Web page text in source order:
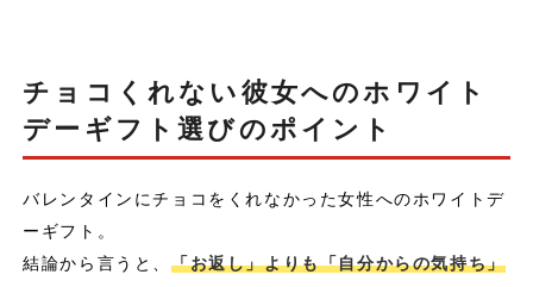
チョコくれない彼女へのホワイト
デーギフト選びのポイント
バレンタインにチョコをくれなかった女性へのホワイトデ
ーギフト。
結論から言うと、 「お返し」よりも「自分からの気持ち」